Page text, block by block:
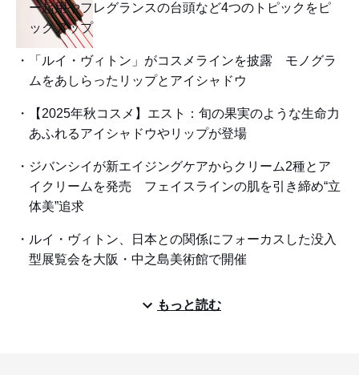
ー起用やフレグランスの台頭など4つのトピックをピ
ックアップ
「ルイ・ヴィトン」がコスメラインを披露 モノグラ
ムをあしらったリップとアイシャドウ
【2025年秋コスメ】エスト：旬の果実のような生命力
あふれるアイシャドウやリップが登場
ジバンシイが新エイジングケアからクリーム2種とア
イクリームを発売 フェイスラインの肌を引き締め“立
体美”追求
ルイ・ヴィトン、日本との関係にフォーカスした没入
型展覧会を大阪・中之島美術館で開催
もっと読む